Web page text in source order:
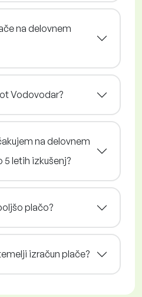
na delovnem
Vodovodar?
na delovnem
letih izkušenj?
plačo?
izračun plače?